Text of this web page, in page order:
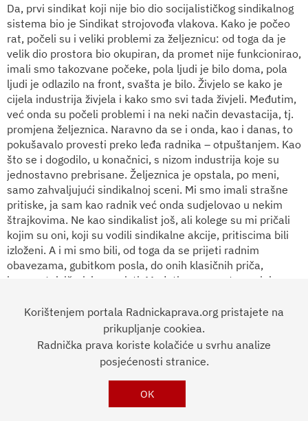
Da, prvi sindikat koji nije bio dio socijalističkog sindikalnog
sistema bio je Sindikat strojovođa vlakova. Kako je počeo
rat, počeli su i veliki problemi za željeznicu: od toga da je
velik dio prostora bio okupiran, da promet nije funkcionirao,
imali smo takozvane počeke, pola ljudi je bilo doma, pola
ljudi je odlazilo na front, svašta je bilo. Živjelo se kako je
cijela industrija živjela i kako smo svi tada živjeli. Međutim,
već onda su počeli problemi i na neki način devastacija, tj.
promjena željeznica. Naravno da se i onda, kao i danas, to
pokušavalo provesti preko leđa radnika – otpuštanjem. Kao
što se i dogodilo, u konačnici, s nizom industrija koje su
jednostavno prebrisane. Željeznica je opstala, po meni,
samo zahvaljujući sindikalnoj sceni. Mi smo imali strašne
pritiske, ja sam kao radnik već onda sudjelovao u nekim
štrajkovima. Ne kao sindikalist još, ali kolege su mi pričali
kojim su oni, koji su vodili sindikalne akcije, pritiscima bili
izloženi. A i mi smo bili, od toga da se prijeti radnim
obavezama, gubitkom posla, do onih klasičnih priča,
jugonostalgičari, komunisti. Međutim, sve se to uspjelo
u sindikalnom smislu, u smislu borbe za opstanak firme, po
mom mišljenju, jako uspješno odradili. Međutim, kako se
vrijeme odmicalo, tako su i politika i vlasti shvatile da
moraju mijenjati taktike, pa su onda na sindikalnoj sceni
države, a tako i na sceni u firmi, potpomagale i propagirale
Korištenjem portala Radnickaprava.org pristajete na
prikupljanje cookiea.
Radnička prava koriste kolačiće u svrhu analize
posjećenosti stranice.
OK